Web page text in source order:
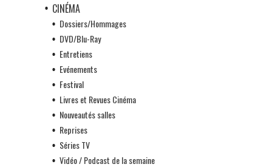
CINÉMA
Dossiers/Hommages
DVD/Blu-Ray
Entretiens
Evénements
Festival
Livres et Revues Cinéma
Nouveautés salles
Reprises
Séries TV
Vidéo / Podcast de la semaine